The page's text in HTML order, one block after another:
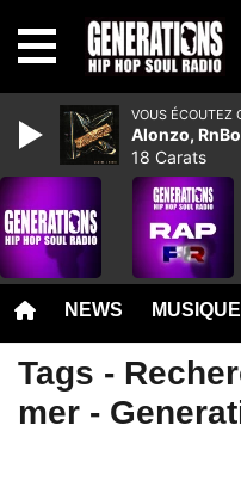
NEWS MUSIQUE
Tags -
mer -
VOUS ÉCOUTEZ
Alonzo,
18 Carats